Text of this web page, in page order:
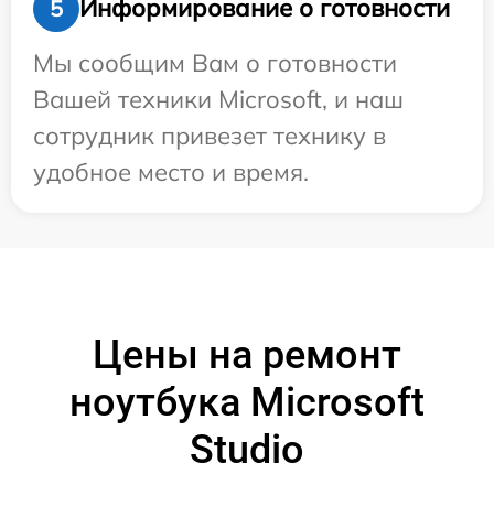
5
Информирование о готовности
Мы сообщим Вам о готовности
Вашей техники Microsoft, и наш
сотрудник привезет технику в
удобное место и время.
Цены на ремонт
ноутбука Microsoft
Studio